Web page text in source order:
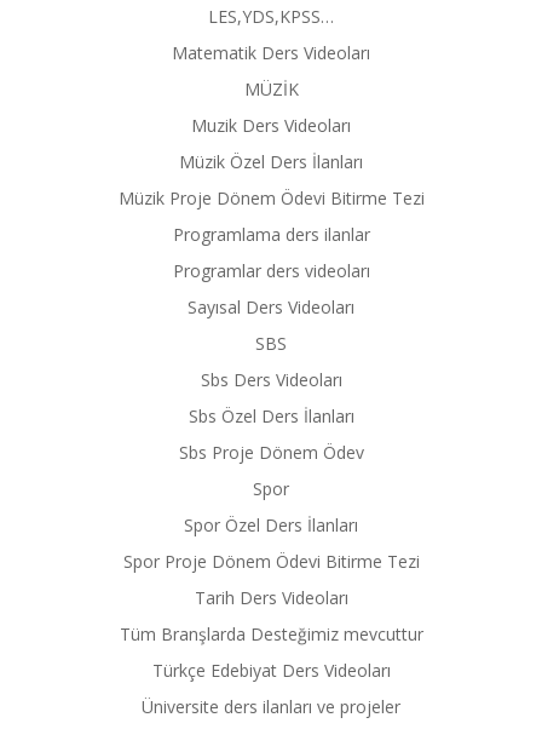
LES,YDS,KPSS…
Matematik Ders Videoları
MÜZİK
Muzik Ders Videoları
Müzik Özel Ders İlanları
Müzik Proje Dönem Ödevi Bitirme Tezi
Programlama ders ilanlar
Programlar ders videoları
Sayısal Ders Videoları
SBS
Sbs Ders Videoları
Sbs Özel Ders İlanları
Sbs Proje Dönem Ödev
Spor
Spor Özel Ders İlanları
Spor Proje Dönem Ödevi Bitirme Tezi
Tarih Ders Videoları
Tüm Branşlarda Desteğimiz mevcuttur
Türkçe Edebiyat Ders Videoları
Üniversite ders ilanları ve projeler